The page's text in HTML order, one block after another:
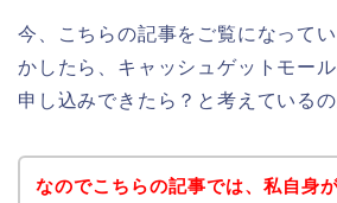
今、こちらの記事をご覧になって
かしたら、キャッシュゲットモー
申し込みできたら？と考えている
なのでこちらの記事では、私自身